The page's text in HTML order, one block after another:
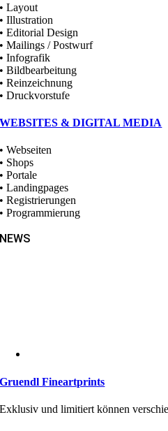
• Layout
• Illustration
• Editorial Design
• Mailings / Postwurf
• Infografik
• Bildbearbeitung
• Reinzeichnung
• Druckvorstufe
WEBSITES & DIGITAL MEDIA
• Webseiten
• Shops
• Portale
• Landingpages
• Registrierungen
• Programmierung
NEWS
Gruendl Fineartprints
Exklusiv und limitiert können